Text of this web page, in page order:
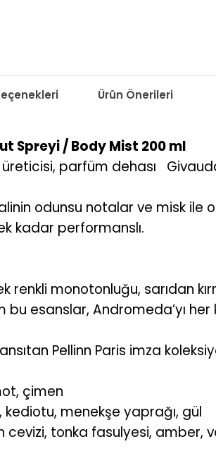
Ürün Önerileri
Spreyi / Body Mist 200 ml
parfüm dehası
odunsu notalar ve misk
kadar performanslı.
monotonluğu, sarıdan
esanslar, Andromeda’yı
Pellinn Paris imza
çimen
menekşe yaprağı, gül
cevizi, tonka fasulyesi, amber,